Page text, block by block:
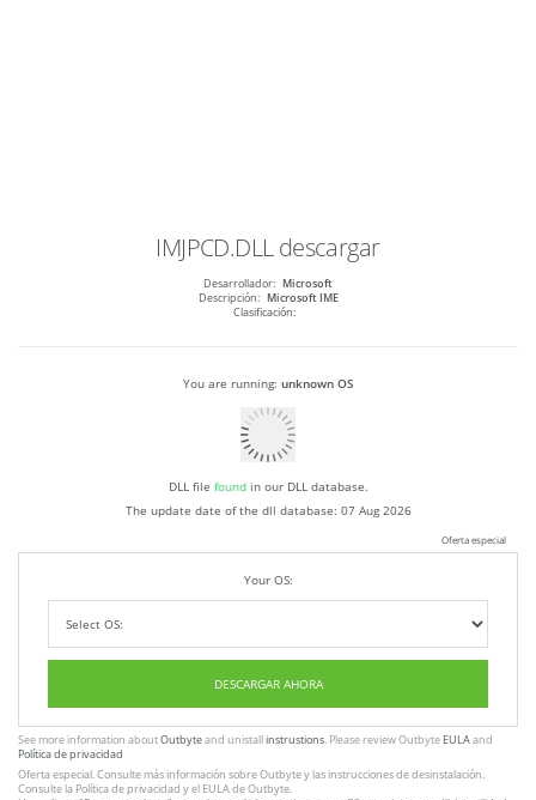
IMJPCD.DLL descargar
Desarrollador: Microsoft
Descripción: Microsoft IME
Clasificación:
You are running: unknown OS
DLL file foundin our DLL database.
The update date of the dll database: 07 Aug 2026
Oferta especial
Your OS:
DESCARGAR AHORA
See more information aboutOutbyteand unistallinstrustions. Please review Outbyte EULAand
Política de privacidad
Oferta especial. Consulte más información sobreOutbytey las instruccionesde desinstalación.
Consultela Política de privacidad y el EULAde Outbyte.